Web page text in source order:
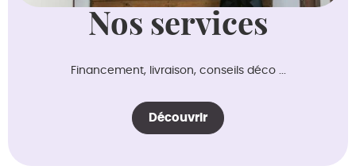
Nos services
Financement, livraison, conseils déco ...
Découvrir